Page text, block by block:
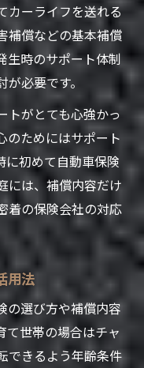
を守る理由
険活用法
保険見直し術
践的な方法
険料ダウン術
見直しポイント
良い自動車保険選
チェックリスト
較する視点
際の大切な観点
社の見極め方
比較するメリッ
カーライフを送れる
補償などの基本補償
生時のサポート体制
必要です。
トがとても心強かっ
のためにはサポート
に初めて自動車保険
には、補償内容だけ
着の保険会社の対応
用法
の選び方や補償内容
て世帯の場合はチャ
できるよう年齢条件